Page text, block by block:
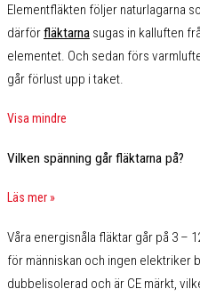
Elementfläkten följer naturlagarna
därförfläktarna sugas in kalluften
elementet. Och sedan förs
går förlust upp i taket.
Visa mindre
Vilken spänning går fläktarna på?
Läs mer »
Våra energisnåla fläktar går på 3 –
för människan och ingen elektriker
dubbelisolerad och är CE märkt,